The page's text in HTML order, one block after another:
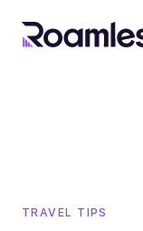
TRAVEL TIPS